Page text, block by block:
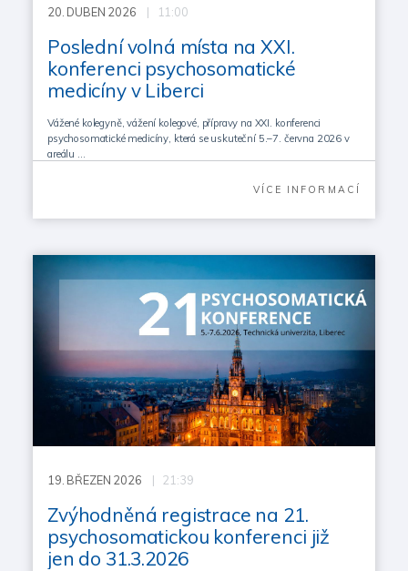
20. DUBEN 2026 | 11:00
Poslední volná místa na XXI.
konferenci psychosomatické
medicíny v Liberci
Vážené kolegyně, vážení kolegové, přípravy na XXI. konferenci
psychosomatické medicíny, která se uskuteční 5.–7. června 2026 v
areálu …
VÍCE INFORMACÍ
19. BŘEZEN 2026 | 21:39
Zvýhodněná registrace na 21.
psychosomatickou konferenci již
jen do 31.3.2026